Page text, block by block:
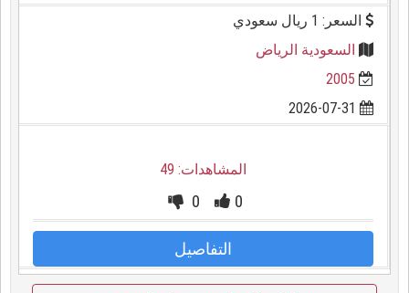
السعر: 1 ريال سعودي
السعودية الرياض
2005
المشاهدات: 49
0
0
التفاصيل